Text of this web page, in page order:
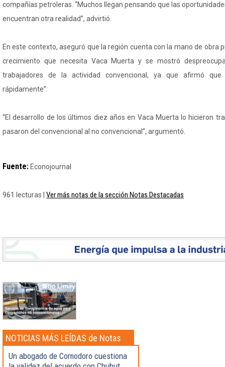
compañías petroleras. “Muchos llegan pensando que las
encuentran otra realidad”, advirtió.
En este contexto, aseguró que la región cuenta con la mano de obra
crecimiento que necesita Vaca Muerta y se mostró
trabajadores de la actividad convencional, ya que afirmó que
rápidamente”.
“El desarrollo de los últimos diez años en Vaca Muerta lo hicieron
pasaron del convencional al no convencional”, argumentó.
Fuente: Econojournal
961 lecturas | Ver más notas de la sección Notas Destacadas
NOTICIAS MÁS LEÍDAS de Notas
Destacadas
Un abogado de Comodoro cuestiona